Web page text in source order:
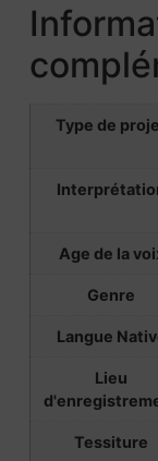
Type de
Age de la
Genre
Langue
Lieu
Tessiture